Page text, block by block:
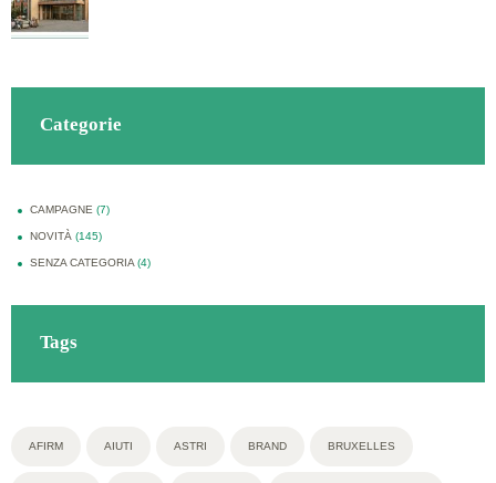
Categorie
CAMPAGNE (7)
NOVITÀ (145)
SENZA CATEGORIA (4)
Tags
AFIRM AIUTI ASTRI BRAND BRUXELLES